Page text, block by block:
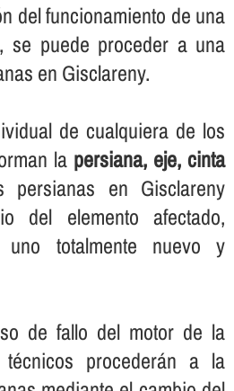
del funcionamiento de una
se puede proceder a una
en Gisclareny.
de cualquiera de los
la persiana, eje, cinta
persianas en Gisclareny
del elemento afectado,
uno totalmente nuevo y
de fallo del motor de la
técnicos procederán a la